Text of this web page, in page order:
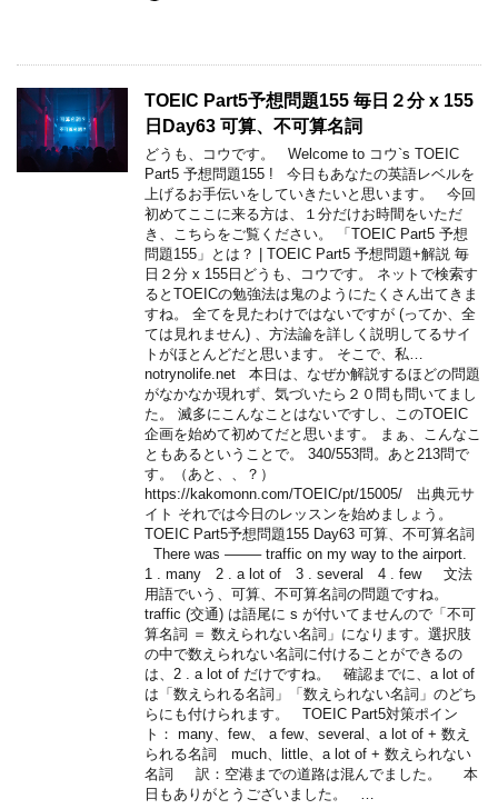
TOEIC Part5予想問題155 毎日２分 x 155
日Day63 可算、不可算名詞
どうも、コウです。 Welcome to コウ`s TOEIC
Part5 予想問題155 ! 今日もあなたの英語レベルを
上げるお手伝いをしていきたいと思います。 今回
初めてここに来る方は、１分だけお時間をいただ
き、こちらをご覧ください。 「TOEIC Part5 予想
問題155」とは？ | TOEIC Part5 予想問題+解説 毎
日２分 x 155日どうも、コウです。 ネットで検索す
るとTOEICの勉強法は鬼のようにたくさん出てきま
すね。 全てを見たわけではないですが (ってか、全
ては見れません) 、方法論を詳しく説明してるサイ
トがほとんどだと思います。 そこで、私…
notrynolife.net 本日は、なぜか解説するほどの問題
がなかなか現れず、気づいたら２０問も問いてまし
た。 滅多にこんなことはないですし、このTOEIC
企画を始めて初めてだと思います。 まぁ、こんなこ
ともあるということで。 340/553問。あと213問で
す。（あと、、？）
https://kakomonn.com/TOEIC/pt/15005/ 出典元サ
イト それでは今日のレッスンを始めましょう。
TOEIC Part5予想問題155 Day63 可算、不可算名詞
There was ——– traffic on my way to the airport.
1 . many 2 . a lot of 3 . several 4 . few 文法
用語でいう、可算、不可算名詞の問題ですね。
traffic (交通) は語尾に s が付いてませんので「不可
算名詞 ＝ 数えられない名詞」になります。選択肢
の中で数えられない名詞に付けることができるの
は、2 . a lot of だけですね。 確認までに、a lot of
は「数えられる名詞」「数えられない名詞」のどち
らにも付けられます。 TOEIC Part5対策ポイン
ト： many、few、 a few、several、a lot of + 数え
られる名詞 much、little、a lot of + 数えられない
名詞 訳：空港までの道路は混んでました。 本
日もありがとうございました。 …